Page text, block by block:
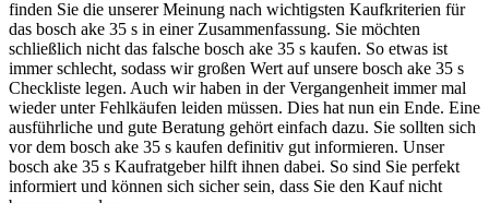
finden Sie die unserer Meinung nach wichtigsten Kaufkriterien für
das bosch ake 35 s in einer Zusammenfassung. Sie möchten
schließlich nicht das falsche bosch ake 35 s kaufen. So etwas ist
immer schlecht, sodass wir großen Wert auf unsere bosch ake 35 s
Checkliste legen. Auch wir haben in der Vergangenheit immer mal
wieder unter Fehlkäufen leiden müssen. Dies hat nun ein Ende. Eine
ausführliche und gute Beratung gehört einfach dazu. Sie sollten sich
vor dem bosch ake 35 s kaufen definitiv gut informieren. Unser
bosch ake 35 s Kaufratgeber hilft ihnen dabei. So sind Sie perfekt
informiert und können sich sicher sein, dass Sie den Kauf nicht